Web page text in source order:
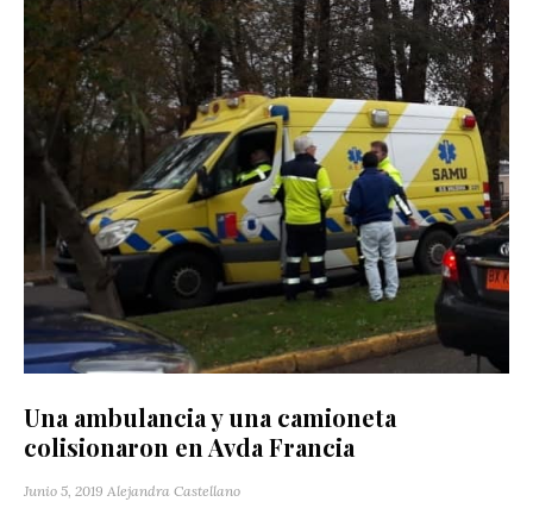
Una ambulancia y una camioneta
colisionaron en Avda Francia
Junio 5, 2019 Alejandra Castellano